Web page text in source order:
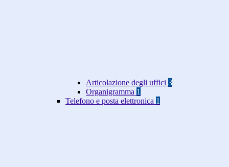
Articolazione degli uffici 3
Organigramma 1
Telefono e posta elettronica 1